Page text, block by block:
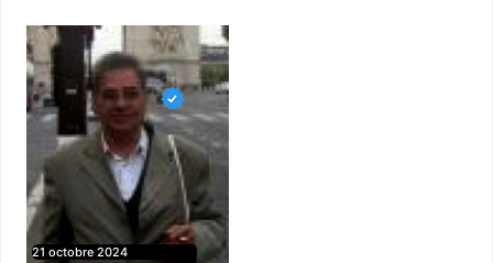
21 octobre 2024